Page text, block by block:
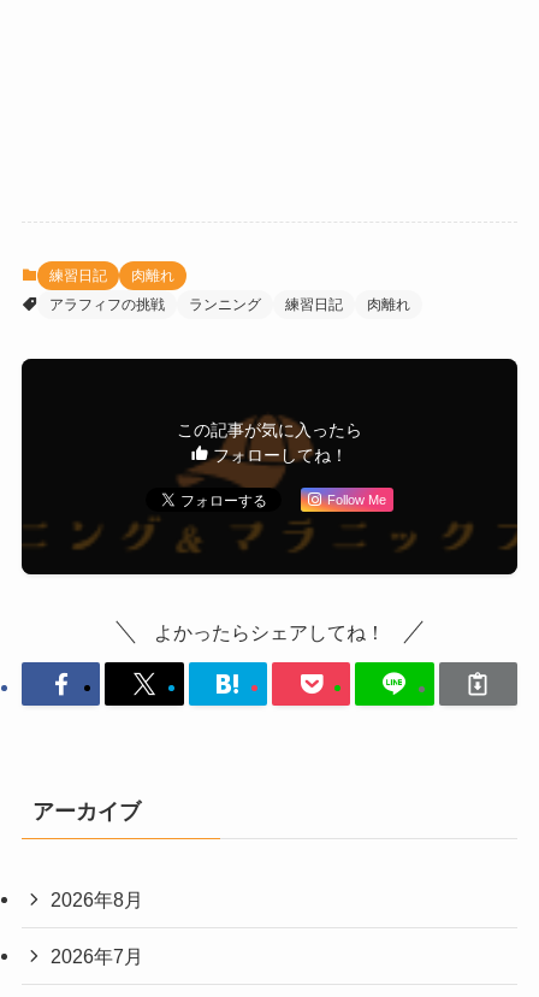
練習日記
肉離れ
アラフィフの挑戦
ランニング 練習日記 肉離れ
この記事が気に入ったら
フォローしてね！
Follow Me
よかったらシェアしてね！
アーカイブ
2026年8月
2026年7月